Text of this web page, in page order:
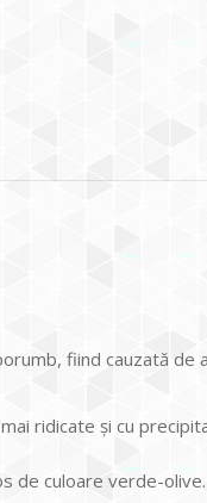
fiind cauzată de
ridicate și cu
de culoare verde-olive.